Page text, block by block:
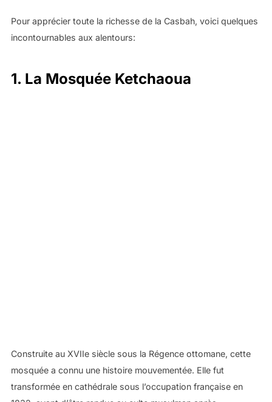
Pour apprécier toute la richesse de la Casbah, voici quelques
incontournables aux alentours:
1. La Mosquée Ketchaoua
Construite au XVIIe siècle sous la Régence ottomane, cette
mosquée a connu une histoire mouvementée. Elle fut
transformée en cathédrale sous l’occupation française en